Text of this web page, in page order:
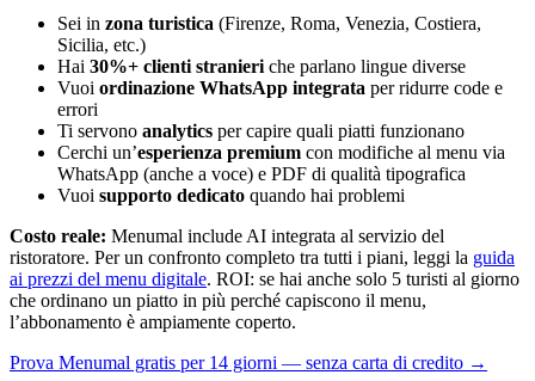
Sei in zona turistica (Firenze, Roma, Venezia, Costiera,
Sicilia, etc.)
Hai 30%+ clienti stranieri che parlano lingue diverse
Vuoi ordinazione WhatsApp integrata per ridurre code e
errori
Ti servono analytics per capire quali piatti funzionano
Cerchi un’esperienza premium con modifiche al menu via
WhatsApp (anche a voce) e PDF di qualità tipografica
Vuoi supporto dedicato quando hai problemi
Costo reale: Menumal include AI integrata al servizio del
ristoratore. Per un confronto completo tra tutti i piani, leggi la guida
ai prezzi del menu digitale. ROI: se hai anche solo 5 turisti al giorno
che ordinano un piatto in più perché capiscono il menu,
l’abbonamento è ampiamente coperto.
Prova Menumal gratis per 14 giorni — senza carta di credito →